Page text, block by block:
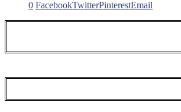
0 FacebookTwitterPinterestEmail